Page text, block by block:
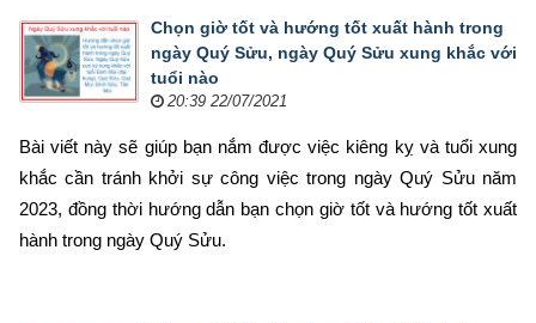
Chọn giờ tốt và hướng tốt xuất hành trong
ngày Quý Sửu, ngày Quý Sửu xung khắc với
tuổi nào
20:39 22/07/2021
Bài viết này sẽ giúp bạn nắm được việc kiêng kỵ và tuổi xung
khắc cần tránh khởi sự công việc trong ngày Quý Sửu năm
2023, đồng thời hướng dẫn bạn chọn giờ tốt và hướng tốt xuất
hành trong ngày Quý Sửu.